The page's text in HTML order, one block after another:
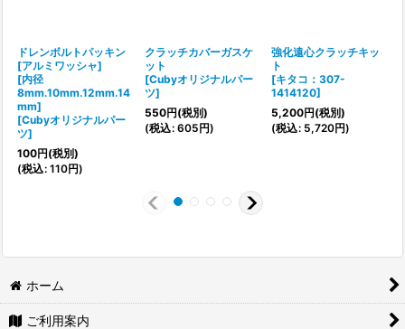
ドレンボルトパッキン
[アルミワッシャ]
[内径
8mm.10mm.12mm.14
mm]
[Cubyオリジナルパー
ツ]
100円(税別)
(税込: 110円)
クラッチカバーガスケ
ット
[Cubyオリジナルパー
ツ]
550円(税別)
(税込: 605円)
強化遠心クラッチキッ
ト
[キタコ：307-
1414120]
5,200円(税別)
(税込: 5,720円)
ホーム
ご利用案内